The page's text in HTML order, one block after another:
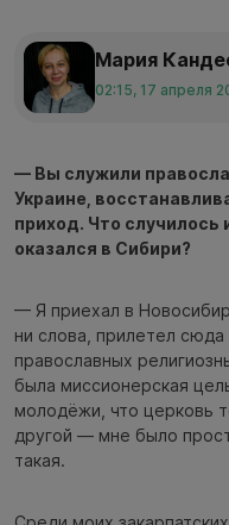
Мария
02:15, 17 апреля
— Вы служили
Украине,
приход. Что случилось
оказался в Сибири?
— Я приехал в
ни слова, прилетел сюда
православных
была миссионерская
молодёжи, что церковь
другой — мне было
такая.